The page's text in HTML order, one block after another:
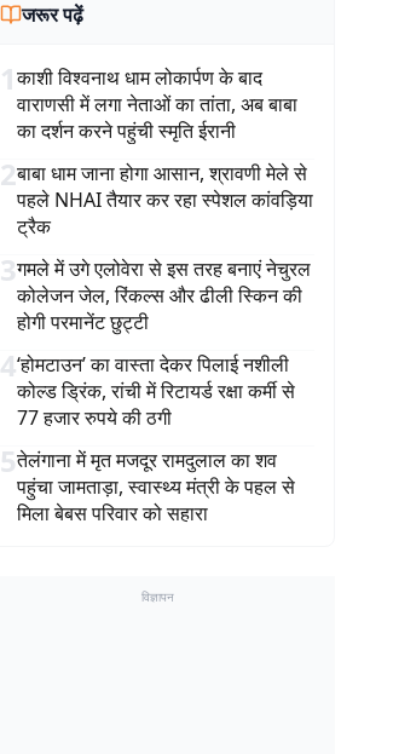
जरूर पढ़ें
1काशी विश्वनाथ धाम लोकार्पण के बाद
वाराणसी में लगा नेताओं का तांता, अब बाबा
का दर्शन करने पहुंची स्मृति ईरानी
2बाबा धाम जाना होगा आसान, श्रावणी मेले से
पहले NHAI तैयार कर रहा स्पेशल कांवड़िया
ट्रैक
3गमले में उगे एलोवेरा से इस तरह बनाएं नेचुरल
कोलेजन जेल, रिंकल्स और ढीली स्किन की
होगी परमानेंट छुट्टी
4‘होमटाउन’ का वास्ता देकर पिलाई नशीली
कोल्ड ड्रिंक, रांची में रिटायर्ड रक्षा कर्मी से
77 हजार रुपये की ठगी
5तेलंगाना में मृत मजदूर रामदुलाल का शव
पहुंचा जामताड़ा, स्वास्थ्य मंत्री के पहल से
मिला बेबस परिवार को सहारा
विज्ञापन